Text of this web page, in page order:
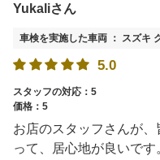
Yukaliさん
車検を実施した車両 ： スズキ
5.0
スタッフの対応：5
価格：5
お店のスタッフさんが
って、居心地が良いです